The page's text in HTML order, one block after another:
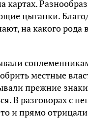
картах.
цыганки.
на какого рода
местные
прежние
В разговорах с
и прямо